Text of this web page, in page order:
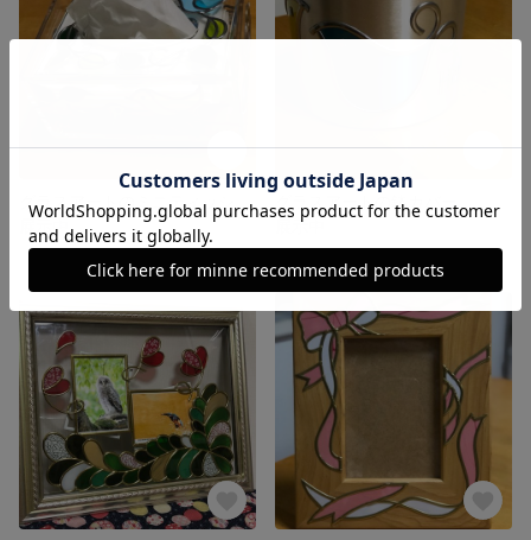
グラスアートのミニティッシュボックス
展示中
グラスアートの鉢カバー
展示中